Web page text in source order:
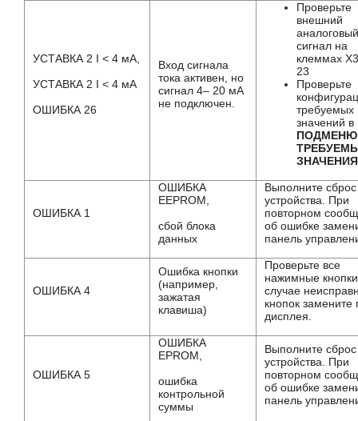
УСТАВКА 2 I < 4 мА,
УСТАВКА 2 I < 4 мА
ОШИБКА 26
Вход сигнала
тока активен, но
сигнал 4– 20 мА
не подключен.
Проверьте
внешний
аналоговый
сигнал на
клеммах
23
Проверьте
требуемых
значений в
ПОДМЕНЮ
ЗНАЧЕНИЯ
ОШИБКА 1
ОШИБКА
EEPROM,
сбой блока
данных
Выполните сброс
устройства. При
повторном
об ошибке
панель
ОШИБКА 4
Ошибка кнопки
(например,
зажатая
клавиша)
Проверьте все
нажимные
случае
кнопок замените
дисплея.
ОШИБКА 5
ОШИБКА
EPROM,
ошибка
контрольной
суммы
Выполните сброс
устройства. При
повторном
об ошибке
панель